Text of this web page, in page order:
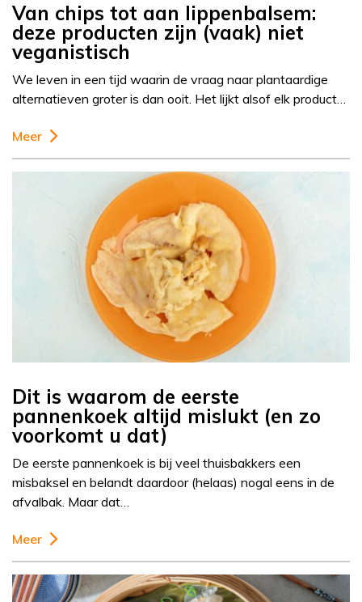
Van chips tot aan lippenbalsem:
deze producten zijn (vaak) niet
veganistisch
We leven in een tijd waarin de vraag naar plantaardige
alternatieven groter is dan ooit. Het lijkt alsof elk product…
Meer
Dit is waarom de eerste
pannenkoek altijd mislukt (en zo
voorkomt u dat)
De eerste pannenkoek is bij veel thuisbakkers een
misbaksel en belandt daardoor (helaas) nogal eens in de
afvalbak. Maar dat…
Meer